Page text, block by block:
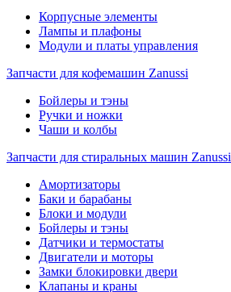
Корпусные элементы
Лампы и плафоны
Модули и платы управления
Запчасти для кофемашин Zanussi
Бойлеры и тэны
Ручки и ножки
Чаши и колбы
Запчасти для стиральных машин Zanussi
Амортизаторы
Баки и барабаны
Блоки и модули
Бойлеры и тэны
Датчики и термостаты
Двигатели и моторы
Замки блокировки двери
Клапаны и краны